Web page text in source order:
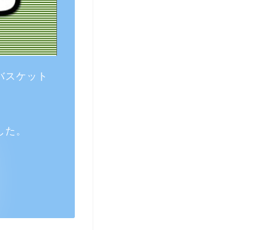
スケット
。